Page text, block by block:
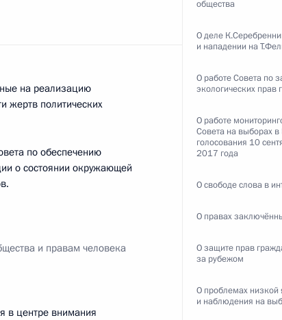
2
на реализацию
жертв политических
по обеспечению
о состоянии окружающей
и правам человека
в центре внимания
общества
О деле
и нападении на
О работе Совета по
экологических прав
О работе
Совета на выборах
голосования 10
2017 года
О свободе слова в
О правах
О защите прав
за рубежом
О проблемах низкой
и наблюдения на